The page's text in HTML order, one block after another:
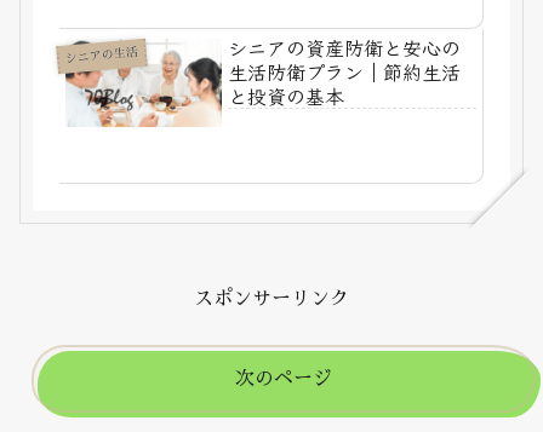
シニアの生活
シニアの資産防衛と安心の
生活防衛プラン｜節約生活
と投資の基本
スポンサーリンク
次のページ